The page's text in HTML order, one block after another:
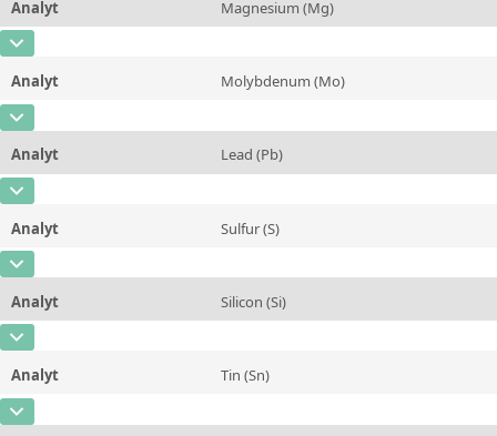
Zusätzliche Informationen
Konzentration 8,19
Einheit
Analyt Magnesium (Mg)
CAS-Nummer
Konzentration 0,024
Einheit %
Zusätzliche Informationen
Analyt Molybdenum (Mo)
CAS-Nummer
Konzentration 285
Einheit
Analyt Lead (Pb)
CAS-Nummer
Konzentration 2,091
Einheit %
Zusätzliche Informationen
Analyt Sulfur (S)
CAS-Nummer
Konzentration 13,79
Einheit
Analyt Silicon (Si)
CAS-Nummer
Konzentration 16,79
Einheit %
Analyt Tin (Sn)
CAS-Nummer